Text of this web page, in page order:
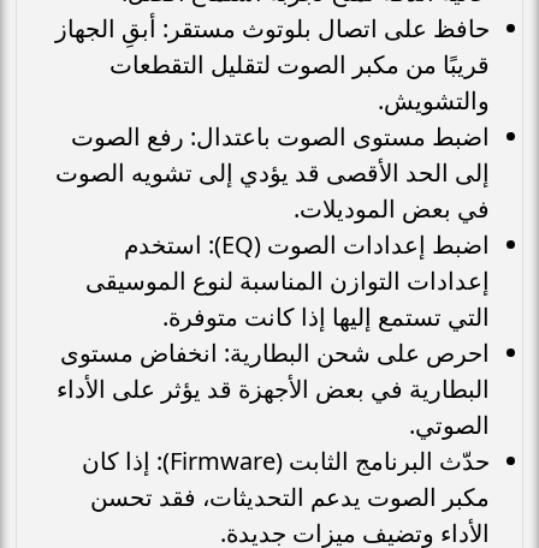
حافظ على اتصال بلوتوث مستقر: أبقِ الجهاز
قريبًا من مكبر الصوت لتقليل التقطعات
والتشويش.
اضبط مستوى الصوت باعتدال: رفع الصوت
إلى الحد الأقصى قد يؤدي إلى تشويه الصوت
في بعض الموديلات.
اضبط إعدادات الصوت (EQ): استخدم
إعدادات التوازن المناسبة لنوع الموسيقى
التي تستمع إليها إذا كانت متوفرة.
احرص على شحن البطارية: انخفاض مستوى
البطارية في بعض الأجهزة قد يؤثر على الأداء
الصوتي.
حدّث البرنامج الثابت (Firmware): إذا كان
مكبر الصوت يدعم التحديثات، فقد تحسن
الأداء وتضيف ميزات جديدة.